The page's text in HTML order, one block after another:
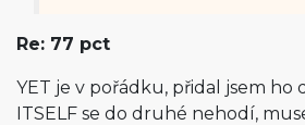
Re: 77 pct
YET je v pořádku, přidal jsem ho
ITSELF se do druhé nehodí,